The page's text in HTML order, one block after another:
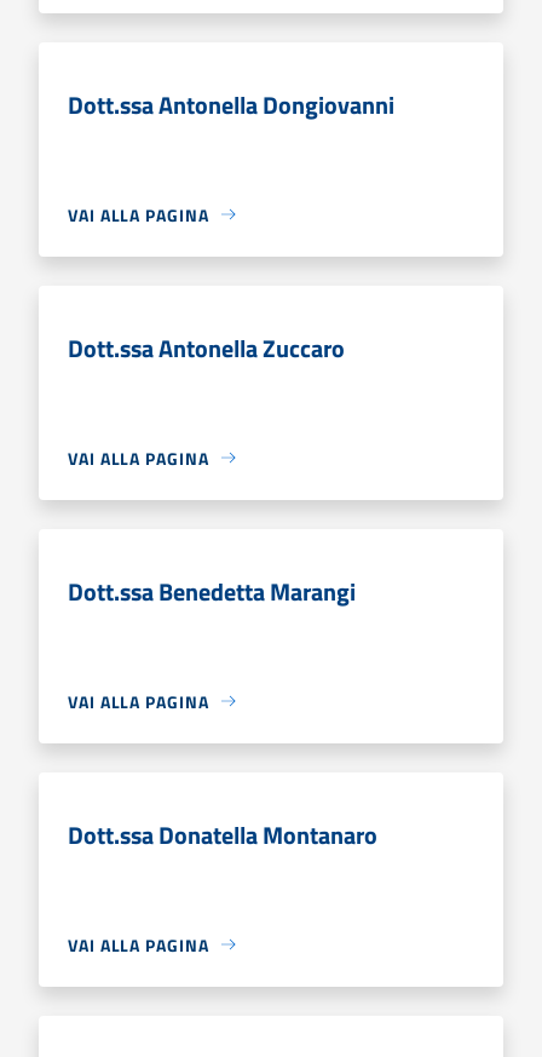
Dott.ssa Antonella Dongiovanni
VAI ALLA PAGINA
Dott.ssa Antonella Zuccaro
VAI ALLA PAGINA
Dott.ssa Benedetta Marangi
VAI ALLA PAGINA
Dott.ssa Donatella Montanaro
VAI ALLA PAGINA